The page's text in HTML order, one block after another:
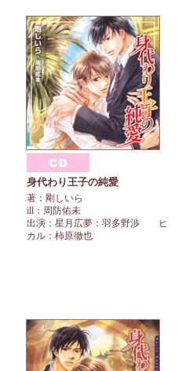
身代わり王子の純愛
著：剛しいら
ill：周防佑未
出演：星月広夢：羽多野渉 ヒ
カル：柿原徹也